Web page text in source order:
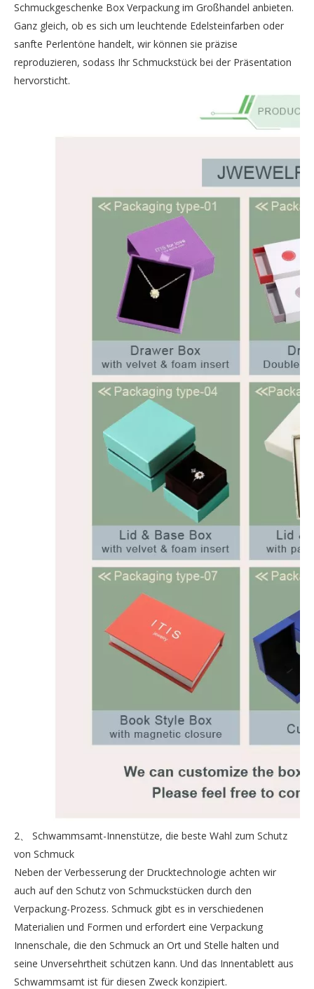
Schmuckgeschenke Box Verpackung im Großhandel anbieten.
Ganz gleich, ob es sich um leuchtende Edelsteinfarben oder
sanfte Perlentöne handelt, wir können sie präzise
reproduzieren, sodass Ihr Schmuckstück bei der Präsentation
hervorsticht.
2、 Schwammsamt-Innenstütze, die beste Wahl zum Schutz
von Schmuck
Neben der Verbesserung der Drucktechnologie achten wir
auch auf den Schutz von Schmuckstücken durch den
Verpackung-Prozess. Schmuck gibt es in verschiedenen
Materialien und Formen und erfordert eine Verpackung
Innenschale, die den Schmuck an Ort und Stelle halten und
seine Unversehrtheit schützen kann. Und das Innentablett aus
Schwammsamt ist für diesen Zweck konzipiert.